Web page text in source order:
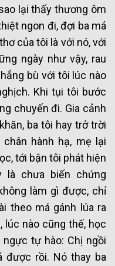
lại thấy thương ôm
ngon đi, đợi ba má
của tôi là với nó, với
ngày như vậy, rau
bù với tôi lúc nào
Khi tụi tôi bước
chuyến đi. Gia cảnh
ba tôi hay trở trời
hành hạ, mẹ lại
tới bận tôi phát hiện
là chưa biến chứng
làm gì được, chỉ
theo má gánh lúa ra
lúc nào cũng thế, học
tự hào: Chị ngồi
được rồi. Nó thay ba